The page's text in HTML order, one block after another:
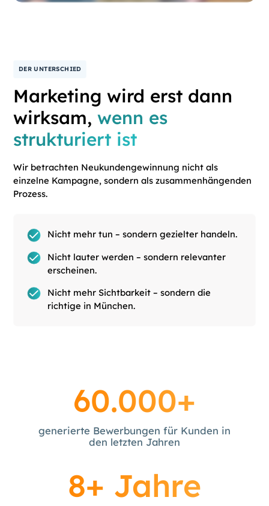
DER UNTERSCHIED
Marketing wird erst dann
wirksam,wenn es
strukturiert ist
Wir betrachten Neukundengewinnung nicht als
einzelne Kampagne, sondern als zusammenhängenden
Prozess.
Nicht mehr tun – sondern gezielter handeln.
Nicht lauter werden – sondern relevanter
erscheinen.
Nicht mehr Sichtbarkeit – sondern die
richtige in München.
60.000+
generierte Bewerbungen für Kunden in
den letzten Jahren
8+ Jahre